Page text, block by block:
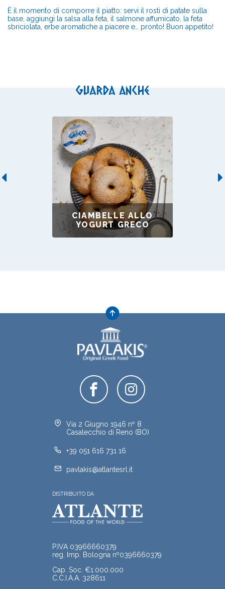
È il momento di comporre il piatto: servi il rosti di patate sulla
base, aggiungi la salsa alla feta, il salmone affumicato, la feta
sbriciolata, erbe aromatiche a piacere e… pronto! Buon appetito!
Guarda anche
Previous
CIAMBELLE ALLO
YOGURT GRECO
Via 2 Giugno 1946 nº 8
Casalecchio di Reno (BO)
+39 051 616 731 16
pavlakis@atlantesrl.it
DISTRIBUITO DA
P.IVA 03966660379
reg. Imp. Bologna nº0396660379
Cap. Soc. €1.000.000
C.C.I.A.A. 328611